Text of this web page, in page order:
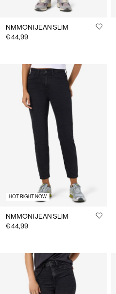
NMMONI JEAN SLIM
€ 44,99
HOT RIGHT NOW
NMMONI JEAN SLIM
€ 44,99